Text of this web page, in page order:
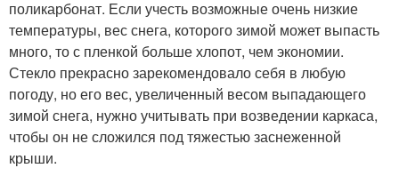
поликарбонат. Если учесть возможные очень низкие
температуры, вес снега, которого зимой может выпасть
много, то с пленкой больше хлопот, чем экономии.
Стекло прекрасно зарекомендовало себя в любую
погоду, но его вес, увеличенный весом выпадающего
зимой снега, нужно учитывать при возведении каркаса,
чтобы он не сложился под тяжестью заснеженной
крыши.